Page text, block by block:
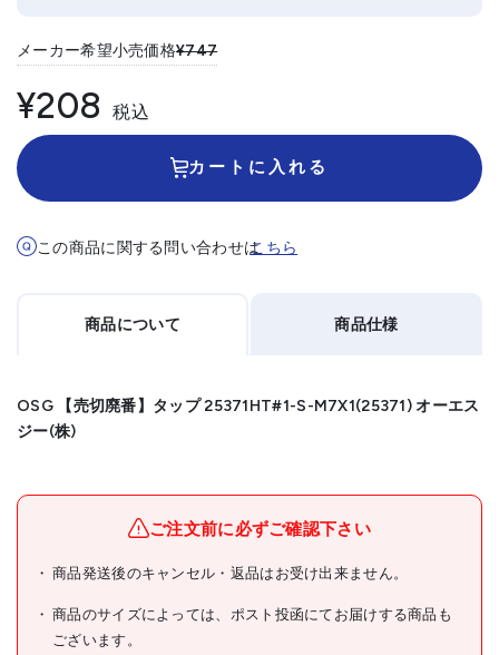
メーカー希望小売価格¥747
¥208 税込
カートに入れる
この商品に関する問い合わせはこちら
商品について
OSG 【売切廃番】タップ 25371HT#1-S-M7X1(25371) オーエス
ジー(株)
商品仕様
ブランド名 OSG
商品名
OSG 【売切廃番】タップ
25371
型式 HT#1-S-M7X1(25371)
ご注文前に必ずご確認下さい
商品発送後のキャンセル・返品はお受け出来ません。
商品のサイズによっては、ポスト投函にてお届けする商品も
ございます。